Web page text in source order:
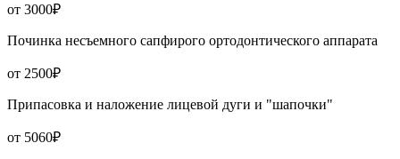
от 3000₽
Починка несъемного сапфирого ортодонтического аппарата
от 2500₽
Припасовка и наложение лицевой дуги и "шапочки"
от 5060₽